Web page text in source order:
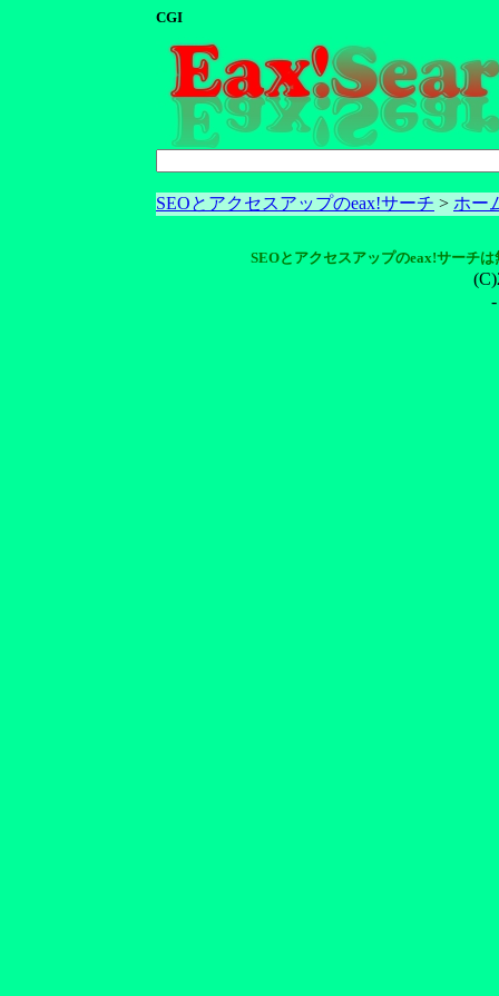
CGI
SEOとアクセスアップのeax!サーチ > ホー
SEOと アクセスアップのeax!サーチ